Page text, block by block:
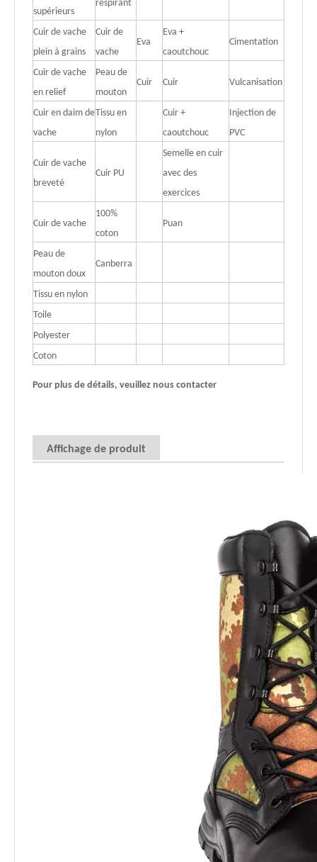
supérieurs
respirant
Cuir de vache
plein à grains
Cuir de
vache
Eva
Eva +
caoutchouc
Cimentation
Cuir de vache
en relief
Peau de
mouton
Cuir Cuir Vulcanisation
Cuir en daim de
vache
Tissu en
nylon
Cuir +
caoutchouc
Injection de
PVC
Cuir de vache
breveté
Cuir PU
Semelle en cuir
avec des
exercices
Cuir de vache
100%
coton
Puan
Peau de
mouton doux
Canberra
Tissu en nylon
Toile
Polyester
Coton
Pour plus de détails, veuillez nous contacter
Affichage de produit